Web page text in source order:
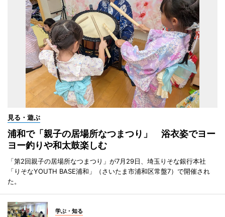
見る・遊ぶ
浦和で「親子の居場所なつまつり」 浴衣姿でヨー
ヨー釣りや和太鼓楽しむ
「第2回親子の居場所なつまつり」が7月29日、埼玉りそな銀行本社
「りそなYOUTH BASE浦和」（さいたま市浦和区常盤7）で開催され
た。
学ぶ・知る